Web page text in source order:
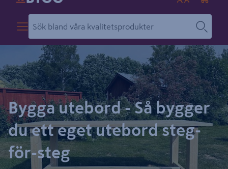
Bygga utebord - Så bygger
du ett eget utebord steg-
för-steg